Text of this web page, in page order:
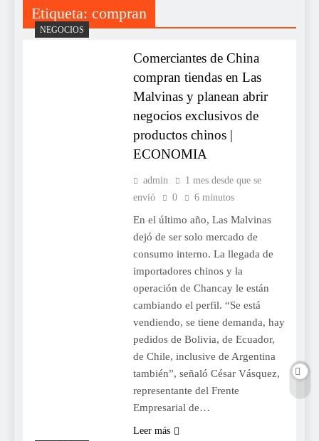
Etiqueta: compran
NEGOCIOS
Comerciantes de China
compran tiendas en Las
Malvinas y planean abrir
negocios exclusivos de
productos chinos |
ECONOMIA
admin
1 mes desde que se
envió
0 6 minutos
En el último año, Las Malvinas
dejó de ser solo mercado de
consumo interno. La llegada de
importadores chinos y la
operación de Chancay le están
cambiando el perfil. “Se está
vendiendo, se tiene demanda, hay
pedidos de Bolivia, de Ecuador,
de Chile, inclusive de Argentina
también”, señaló César Vásquez,
representante del Frente
Empresarial de…
Leer más